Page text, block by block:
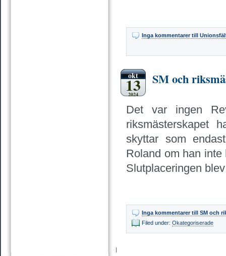
Inga kommentarertill
okt
13
2024
SM och
Det var ingen
riksmästerskapet
skyttar som
Roland om han
Slutplaceringen
Inga kommentarertill SM och
Filed under:Okategoriserade
|